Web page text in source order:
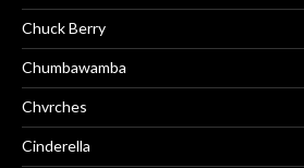
Chuck Berry
Chumbawamba
Chvrches
Cinderella